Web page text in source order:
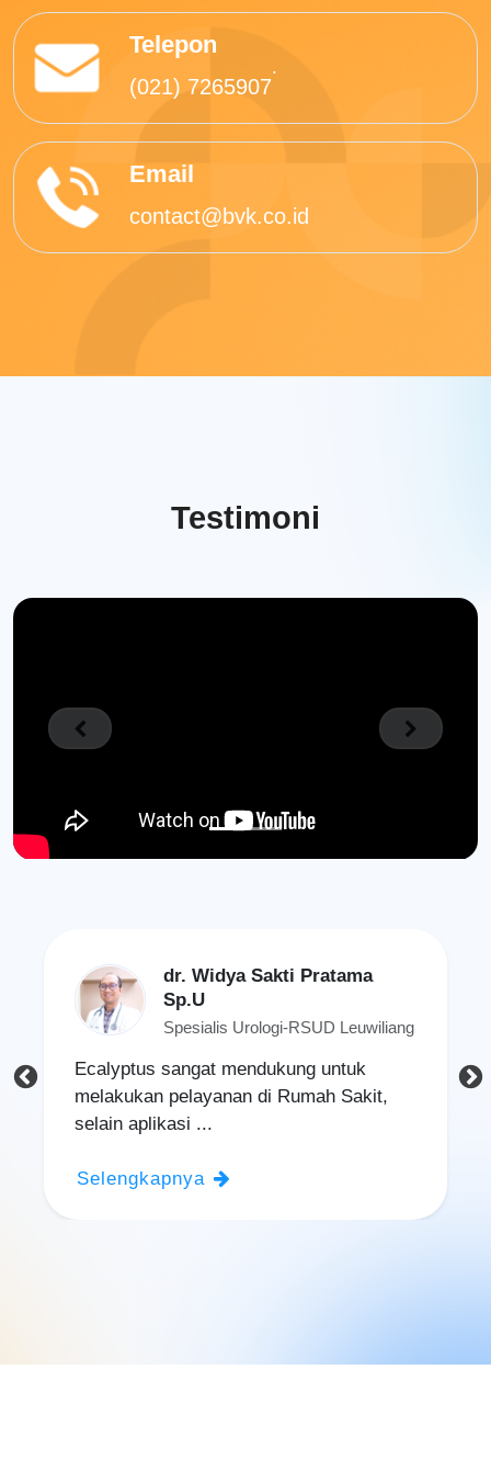
Telepon
(021) 7265907
.
Email
contact@bvk.co.id
Testimoni
Previous Next
dr. Widya Sakti Pratama
Sp.U
Spesialis Urologi-RSUD Leuwiliang
Ecalyptus sangat mendukung untuk
melakukan pelayanan di Rumah Sakit,
selain aplikasi ...
Selengkapnya